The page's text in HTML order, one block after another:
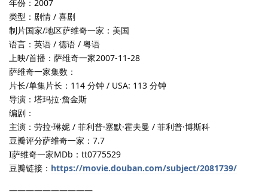
年份：2007
类型：剧情 / 喜剧
制片国家/地区萨维奇一家：美国
语言：英语 / 德语 / 粤语
上映/首播：萨维奇一家2007-11-28
萨维奇一家集数：
片长/单集片长：114 分钟 / USA: 113 分钟
导演：塔玛拉·詹金斯
编剧：
主演：劳拉·琳妮 / 菲利普·塞默·霍夫曼 / 菲利普·博斯科
豆瓣评分萨维奇一家：7.7
I萨维奇一家MDb：tt0775529
豆瓣链接： https://movie.douban.com/subject/2081739/
——————————